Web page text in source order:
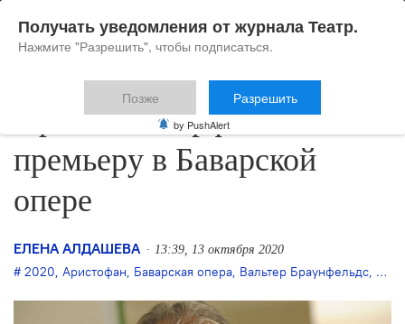
Франк Касторф готовит
премьеру в Баварской
опере
ЕЛЕНА АЛДАШЕВА 13:39, 13 октября 2020
2020, Аристофан, Баварская опера, Вальтер Браунфельдс,
Получать уведомления от журнала Театр.
Нажмите "Разрешить", чтобы подписаться.
Позже Разрешить
by PushAlert